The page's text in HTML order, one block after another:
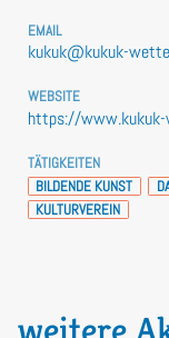
EMAIL
kukuk@kukuk-
WEBSITE
https://
TÄTIGKEITEN
BILDENDE KUNST
KULTURVEREIN